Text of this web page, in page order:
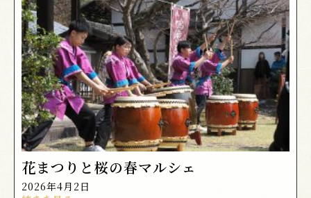
花まつりと桜の春マルシェ
2026年4月2日